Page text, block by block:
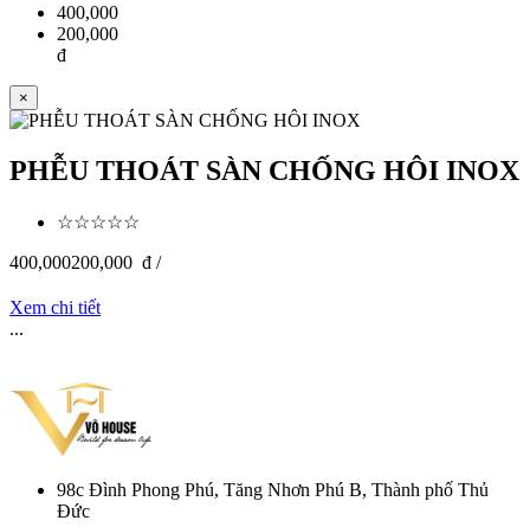
400,000
200,000
đ
×
PHỄU THOÁT SÀN CHỐNG HÔI INOX
☆☆☆☆☆
400,000200,000 đ /
Xem chi tiết
...
98c Đình Phong Phú, Tăng Nhơn Phú B, Thành phố Thủ
Đức